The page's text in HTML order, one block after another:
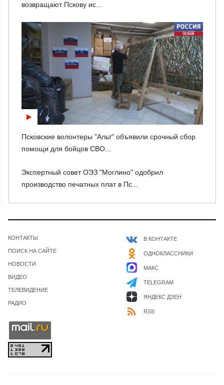
возвращают Пскову ис...
Псковские волонтеры "Альт" объявили срочный сбор
помощи для бойцов СВО...
Экспертный совет ОЭЗ "Моглино" одобрил
производство печатных плат в Пс...
КОНТАКТЫ
ПОИСК НА САЙТЕ
НОВОСТИ
ВИДЕО
ТЕЛЕВИДЕНИЕ
РАДИО
В КОНТАКТЕ
ОДНОКЛАССНИКИ
МАКС
TELEGRAM
ЯНДЕКС ДЗЕН
RSS